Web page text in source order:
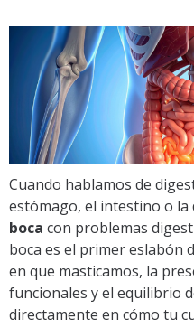
Cuando hablamos de
estómago, el intestino o la
boca con problemas
boca es el primer eslabón
en que masticamos, la
funcionales y el equilibrio
directamente en cómo tu